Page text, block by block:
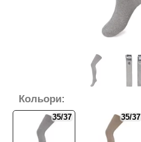
Кольори:
35/37 35/37